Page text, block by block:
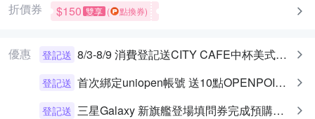
折價券 $150 雙享 ( 點換券)
優惠 登記送 8/3-8/9 消費登記送CITY CAFE中杯美式乙杯
登記送 首次綁定uniopen帳號 送10點OPENPOINT+統一布丁一個
登記送 三星Galaxy 新旗艦登場填問券完成預購即可享早鳥預購禮